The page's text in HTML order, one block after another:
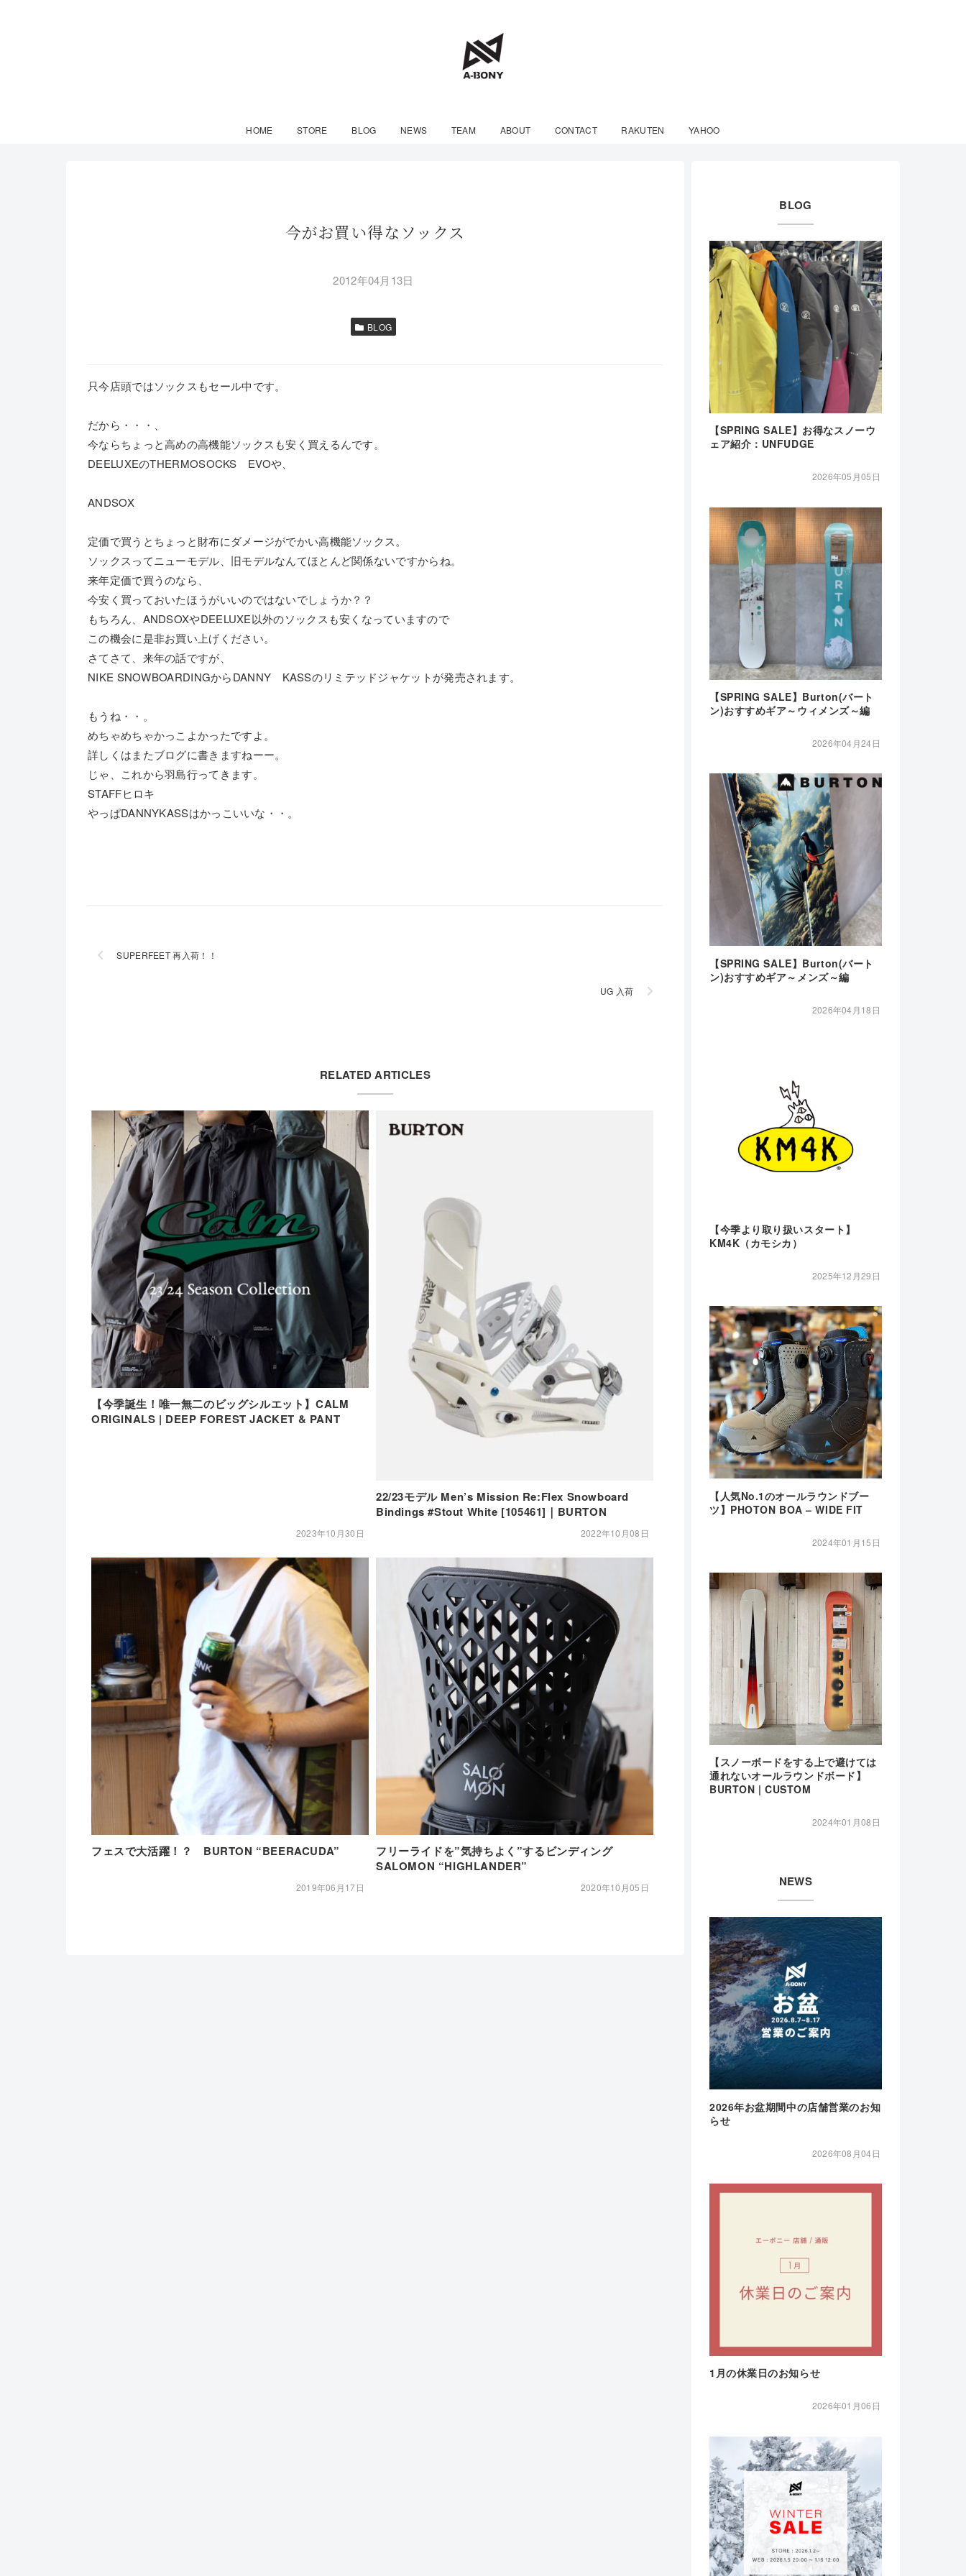
HOME STORE BLOG NEWS TEAM ABOUT CONTACT RAKUTEN YAHOO
今がお買い得なソックス
2012年04月13日
BLOG
只今店頭ではソックスもセール中です。
だから・・・、
今ならちょっと高めの高機能ソックスも安く買えるんです。
DEELUXEのTHERMOSOCKS EVOや、
ANDSOX
定価で買うとちょっと財布にダメージがでかい高機能ソックス。
ソックスってニューモデル、旧モデルなんてほとんど関係ないですからね。
来年定価で買うのなら、
今安く買っておいたほうがいいのではないでしょうか？？
もちろん、ANDSOXやDEELUXE以外のソックスも安くなっていますので
この機会に是非お買い上げください。
さてさて、来年の話ですが、
NIKE SNOWBOARDINGからDANNY KASSのリミテッドジャケットが発売されます。
もうね・・。
めちゃめちゃかっこよかったですよ。
詳しくはまたブログに書きますねーー。
じゃ、これから羽島行ってきます。
STAFFヒロキ
やっぱDANNYKASSはかっこいいな・・。
SUPERFEET 再入荷！！
UG 入荷
RELATED ARTICLES
【今季誕生！唯一無二のビッグシルエット】CALM
ORIGINALS | DEEP FOREST JACKET & PANT
2023年10月30日
22/23モデル Men’s Mission Re:Flex Snowboard
Bindings #Stout White [105461]｜BURTON
2022年10月08日
フェスで大活躍！？ BURTON “BEERACUDA”
2019年06月17日
フリーライドを”気持ちよく”するビンディング
SALOMON “HIGHLANDER”
2020年10月05日
BLOG
【SPRING SALE】お得なスノーウ
ェア紹介：UNFUDGE
2026年05月05日
【SPRING SALE】Burton(バート
ン)おすすめギア～ウィメンズ～編
2026年04月24日
【SPRING SALE】Burton(バート
ン)おすすめギア～メンズ～編
2026年04月18日
【今季より取り扱いスタート】
KM4K（カモシカ）
2025年12月29日
【人気No.1のオールラウンドブー
ツ】PHOTON BOA – WIDE FIT
2024年01月15日
【スノーボードをする上で避けては
通れないオールラウンドボード】
BURTON | CUSTOM
2024年01月08日
NEWS
2026年お盆期間中の店舗営業のお知
らせ
2026年08月04日
1月の休業日のお知らせ
2026年01月06日